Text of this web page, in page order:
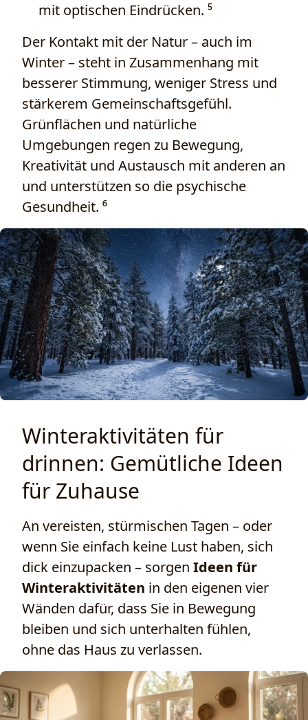
mit optischen Eindrücken. ⁵
Der Kontakt mit der Natur – auch im
Winter – steht in Zusammenhang mit
besserer Stimmung, weniger Stress und
stärkerem Gemeinschaftsgefühl.
Grünflächen und natürliche
Umgebungen regen zu Bewegung,
Kreativität und Austausch mit anderen an
und unterstützen so die psychische
Gesundheit. ⁶
Winteraktivitäten für
drinnen: Gemütliche Ideen
für Zuhause
An vereisten, stürmischen Tagen – oder
wenn Sie einfach keine Lust haben, sich
dick einzupacken – sorgen Ideen für
Winteraktivitäten in den eigenen vier
Wänden dafür, dass Sie in Bewegung
bleiben und sich unterhalten fühlen,
ohne das Haus zu verlassen.